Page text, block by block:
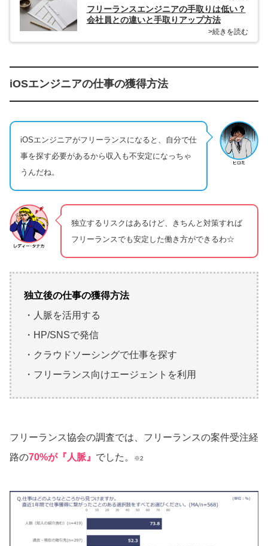
フリーランスエンジニアの手取りは低い？
会社員との違いと手取りアップ方法
>続きを読む
iOSエンジニアの仕事の獲得方法
iOSエンジニアがフリーランスになると、自分で仕
事を探す必要があるから収入も不安定になっちゃ
うんだね。
独立するリスクはあるけど、きちんと対策すれば
フリーランスでも安定した働き方ができるわ☆
独立後の仕事の獲得方法
・人脈を活用する
・HP/SNSで発信
・クラウドソーシングで仕事を探す
・フリーランス向けエージェントを利用
フリーランス協会の調査では、フリーランスの案件受注経
路の70%が『人脈』 でした。 ※2